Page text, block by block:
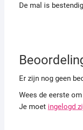
De mal is
Er zijn nog geen
Wees de eerste
Je moet ingelogd